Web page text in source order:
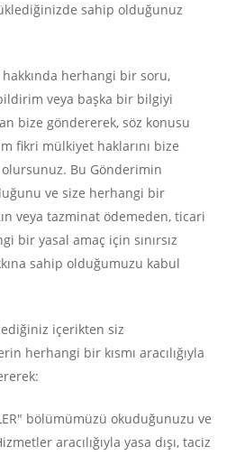
sahip olduğunuz
herhangi bir soru,
veya başka bir bilgiyi
bize göndererek, söz konusu
fikri mülkiyet haklarını bize
Bu Gönderimin
ve size herhangi bir
veya tazminat ödemeden, ticari
bir yasal amaç için sınırsız
sahip olduğumuzu kabul
içerikten siz
herhangi bir kısmı aracılığıyla
bölümümüzü okuduğunuzu ve
aracılığıyla yasa dışı, taciz